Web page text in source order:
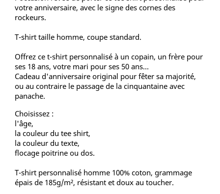
votre anniversaire, avec le signe des cornes des
rockeurs.
T-shirt taille homme, coupe standard.
Offrez ce t-shirt personnalisé à un copain, un frère pour
ses 18 ans, votre mari pour ses 50 ans...
Cadeau d'anniversaire original pour fêter sa majorité,
ou au contraire le passage de la cinquantaine avec
panache.
Choisissez :
l'âge,
la couleur du tee shirt,
la couleur du texte,
flocage poitrine ou dos.
T-shirt personnalisé homme 100% coton, grammage
épais de 185g/m², résistant et doux au toucher.